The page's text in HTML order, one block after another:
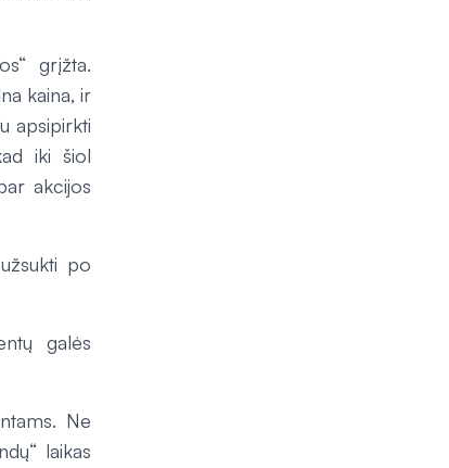
grįžta.
kaina, ir
apsipirkti
iki šiol
akcijos
po
galės
Ne
laikas